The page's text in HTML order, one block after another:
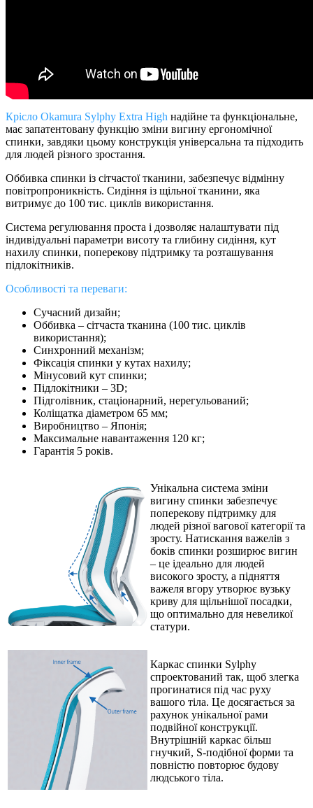
Крісло Okamura Sylphy Extra High надійне та функціональне,
має запатентовану функцію зміни вигину ергономічної
спинки, завдяки цьому конструкція універсальна та підходить
для людей різного зростання.
Оббивка спинки із сітчастої тканини, забезпечує відмінну
повітропроникність. Сидіння із щільної тканини, яка
витримує до 100 тис. циклів використання.
Система регулювання проста і дозволяє налаштувати під
індивідуальні параметри висоту та глибину сидіння, кут
нахилу спинки, поперекову підтримку та розташування
підлокітників.
Особливості та переваги:
Сучасний дизайн;
Оббивка – сітчаста тканина (100 тис. циклів
використання);
Синхронний механізм;
Фіксація спинки у кутах нахилу;
Мінусовий кут спинки;
Підлокітники – 3D;
Підголівник, стаціонарний, нерегульований;
Коліщатка діаметром 65 мм;
Виробництво – Японія;
Максимальне навантаження 120 кг;
Гарантія 5 років.
Унікальна система зміни
вигину спинки забезпечує
поперекову підтримку для
людей різної вагової категорії та
зросту. Натискання важелів з
боків спинки розширює вигин
– це ідеально для людей
високого зросту, а підняття
важеля вгору утворює вузьку
криву для щільнішої посадки,
що оптимально для невеликої
статури.
Каркас спинки Sylphy
спроектований так, щоб злегка
прогинатися під час руху
вашого тіла. Це досягається за
рахунок унікальної рами
подвійної конструкції.
Внутрішній каркас більш
гнучкий, S-подібної форми та
повністю повторює будову
людського тіла.